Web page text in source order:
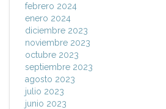
febrero 2024
enero 2024
diciembre 2023
noviembre 2023
octubre 2023
septiembre 2023
agosto 2023
julio 2023
junio 2023